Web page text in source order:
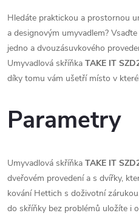
Hledáte praktickou a prostornou
a designovým umyvadlem?
jedno a dvouzásuvkového
Umyvadlová skříňka TAKE IT
díky tomu vám ušetří místo v
Parametry
Umyvadlová skříňka TAKE IT
dveřovém provedení a s dvířky,
kování Hettich s doživotní
do skříňky bez problémů uložíte i